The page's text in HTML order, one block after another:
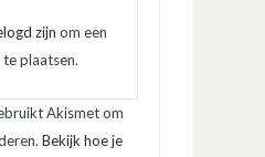
zijn om een
plaatsen.
Akismet om
Bekijk hoe je